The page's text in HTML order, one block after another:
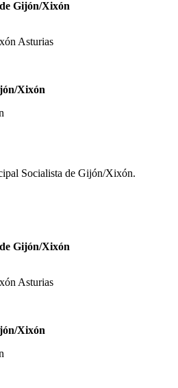
Gijón/Xixón
Asturias
Xixón
Socialista de Gijón/Xixón.
Gijón/Xixón
Asturias
Xixón